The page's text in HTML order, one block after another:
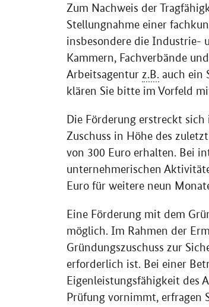
Zum Nachweis der
Stellungnahme einer
insbesondere die Industrie-
Kammern, Fachverbände
Arbeitsagentur z.B. auch ein
klären Sie bitte im Vorfeld
Die Förderung erstreckt sich
Zuschuss in Höhe des
von 300 Euro erhalten. Bei
unternehmerischen
Euro für weitere neun
Eine Förderung mit dem
möglich. Im Rahmen der
Gründungszuschuss zur
erforderlich ist. Bei einer
Eigenleistungsfähigkeit des
Prüfung vornimmt, erfragen